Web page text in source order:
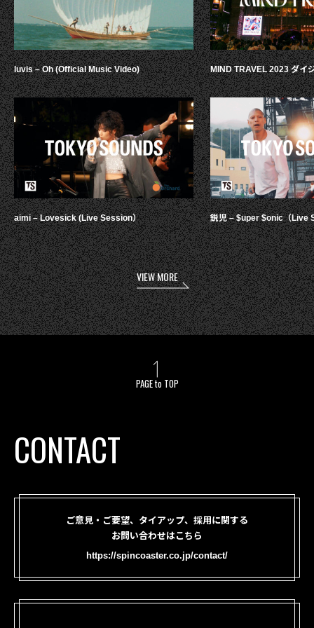
luvis – Oh (Official Music Video)
aimi – Lovesick (Live Session）
MIND TRAVEL 2023 ダイ
鋭児 – $uper $onic（Live
VIEW MORE
PAGE to TOP
CONTACT
ご意見・ご要望、タイアップ、採用に関する
お問い合わせはこちら
https://spincoaster.co.jp/contact/